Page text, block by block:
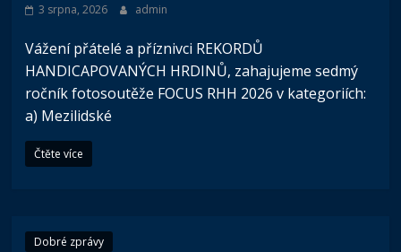
3 srpna, 2026 admin
Vážení přátelé a příznivci REKORDŮ
HANDICAPOVANÝCH HRDINŮ, zahajujeme sedmý
ročník fotosoutěže FOCUS RHH 2026 v kategoriích:
a) Mezilidské
Čtěte více
Dobré zprávy